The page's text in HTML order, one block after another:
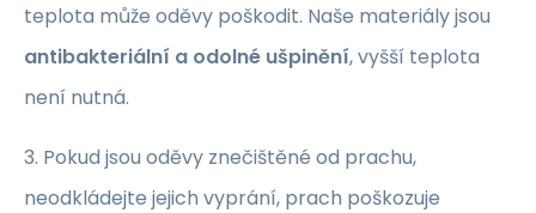
teplota může oděvy poškodit. Naše materiály jsou
antibakteriální a odolné ušpinění, vyšší teplota
není nutná.
3. Pokud jsou oděvy znečištěné od prachu,
neodkládejte jejich vyprání, prach poškozuje